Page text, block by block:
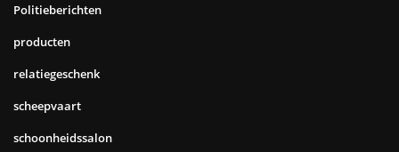
Politieberichten
producten
relatiegeschenk
scheepvaart
schoonheidssalon